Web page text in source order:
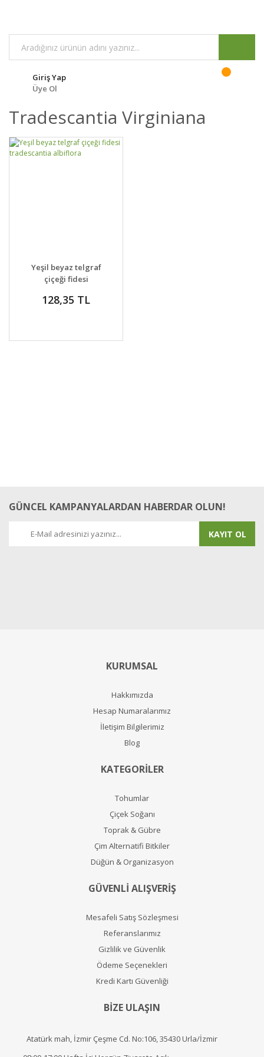
Giriş Yap
Üye Ol
Tradescantia Virginiana
DETAYLAR
VER
Yeşil beyaz telgraf
çiçeği fidesi
128,35 TL
GÜNCEL KAMPANYALARDAN HABERDAR OLUN!
KAYIT OL
KURUMSAL
Hakkımızda
Hesap Numaralarımız
İletişim Bilgilerimiz
Blog
KATEGORİLER
Tohumlar
Çiçek Soğanı
Toprak & Gübre
Çim Alternatifi Bitkiler
Düğün & Organizasyon
GÜVENLİ ALIŞVERİŞ
Mesafeli Satış Sözleşmesi
Referanslarımız
Gizlilik ve Güvenlik
Ödeme Seçenekleri
Kredi Kartı Güvenliği
BİZE ULAŞIN
Atatürk mah, İzmir Çeşme Cd. No:106, 35430 Urla/İzmir